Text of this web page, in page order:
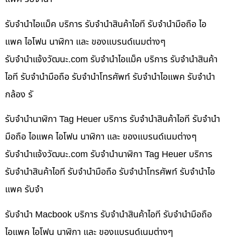
รับจำนำไอแม็ค บริการ รับจำนำสินค้าไอที รับจำนำมือถือ ไอ
แพค ไอโฟน นาฬิกา และ ของแบรนด์เนมต่างๆ
รับจํานําแจ้งวัฒนะ.com รับจำนำไอแม็ค บริการ รับจำนำสินค้า
ไอที รับจำนำมือถือ รับจำนำโทรศัพท์ รับจำนำไอแพค รับจำนำ
กล้อง รั
รับจำนำนาฬิกา Tag Heuer บริการ รับจำนำสินค้าไอที รับจำนำ
มือถือ ไอแพค ไอโฟน นาฬิกา และ ของแบรนด์เนมต่างๆ
รับจํานําแจ้งวัฒนะ.com รับจำนำนาฬิกา Tag Heuer บริการ
รับจำนำสินค้าไอที รับจำนำมือถือ รับจำนำโทรศัพท์ รับจำนำไอ
แพค รับจำ
รับจำนำ Macbook บริการ รับจำนำสินค้าไอที รับจำนำมือถือ
ไอแพค ไอโฟน นาฬิกา และ ของแบรนด์เนมต่างๆ